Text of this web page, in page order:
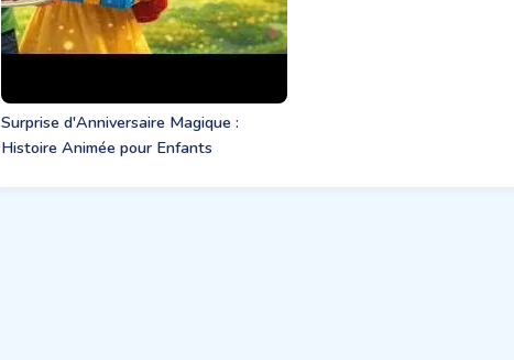
Surprise d'Anniversaire Magique :
Histoire Animée pour Enfants